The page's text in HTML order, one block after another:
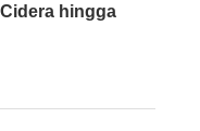
hingga